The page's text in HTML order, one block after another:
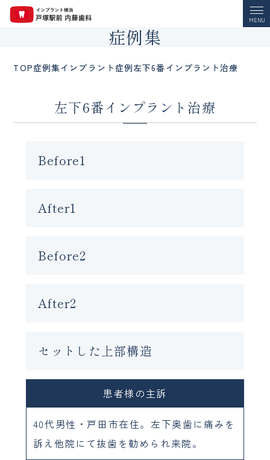
MENU
症例集
TOP症例集インプラント症例左下6番インプラント治療
左下6番インプラント治療
Before1
After1
Before2
After2
セットした上部構造
患者様の主訴
40代男性・戸田市在住。左下奥歯に痛みを
訴え他院にて抜歯を勧められ来院。